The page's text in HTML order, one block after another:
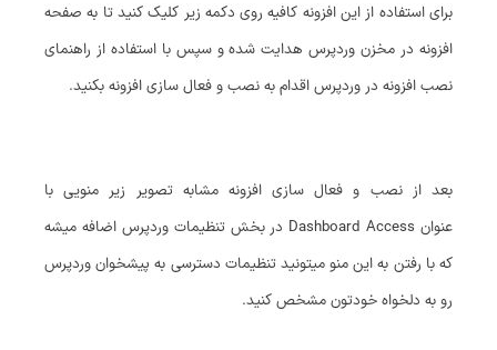
برای استفاده از این افزونه کافیه روی دکمه زیر کلیک کنید تا به صفحه
افزونه در مخزن وردپرس هدایت شده و سپس با استفاده از راهنمای
نصب افزونه در وردپرس اقدام به نصب و فعال سازی افزونه بکنید.
بعد از نصب و فعال سازی افزونه مشابه تصویر زیر منویی با
عنوان Dashboard Access در بخش تنظیمات وردپرس اضافه میشه
که با رفتن به این منو میتونید تنظیمات دسترسی به پیشخوان وردپرس
رو به دلخواه خودتون مشخص کنید.